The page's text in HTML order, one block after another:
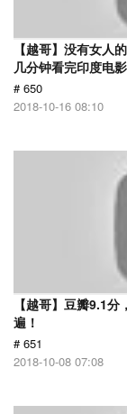
【越哥】没有女人
几分钟看完印度电
# 650
2018-10-16 08:10
【越哥】豆瓣9.1
遍！
# 651
2018-10-08 07:08